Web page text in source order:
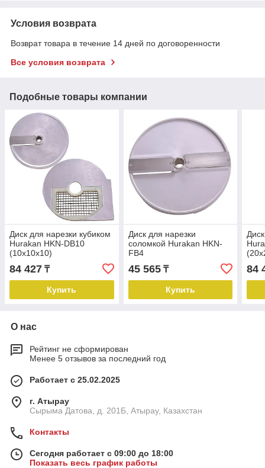
Условия возврата
Возврат товара в течение 14 дней по договоренности
Все условия возврата
Подобные товары компании
Диск для нарезки кубиком
Hurakan HKN-DB10
(10x10x10)
84 427 ₸
Купить
Диск для нарезки
соломкой Hurakan HKN-
FB4
45 565₸
Купить
84
О нас
Рейтинг не сформирован
Менее 5 отзывов за последний год
Работает с 25.02.2025
г. Атырау
Сырыма Датова, д. 201Б, Атырау, Казахстан
Контакты
Сегодня работает с 09:00 до 18:00
Показать весь график работы